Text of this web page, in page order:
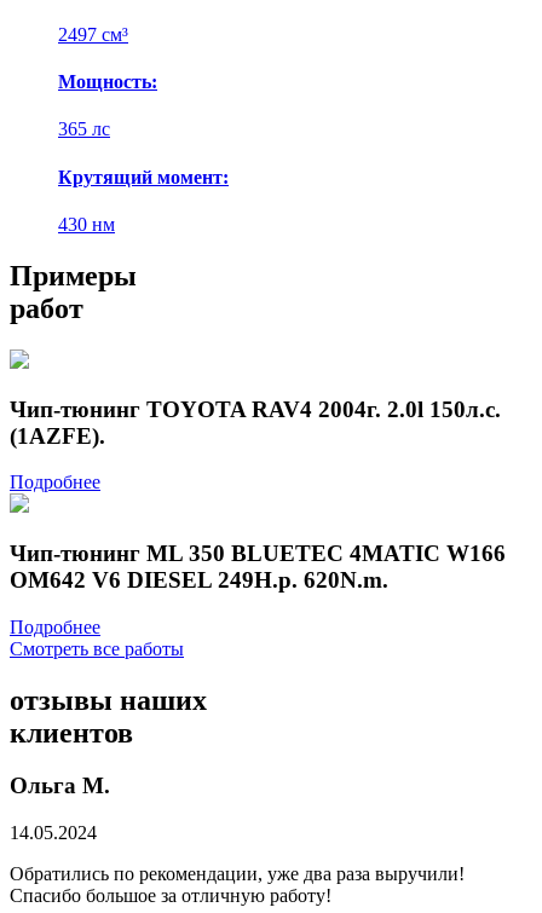
2497 см³
Мощность:
365 лс
Крутящий момент:
430 нм
Примеры
работ
Чип-тюнинг TOYOTA RAV4 2004г. 2.0l 150л.с.
(1AZFE).
Подробнее
Чип-тюнинг ML 350 BLUETEC 4MATIC W166
OM642 V6 DIESEL 249H.p. 620N.m.
Подробнее
Смотреть все работы
отзывы наших
клиентов
Ольга М.
14.05.2024
Обратились по рекомендации, уже два раза выручили!
Спасибо большое за отличную работу!